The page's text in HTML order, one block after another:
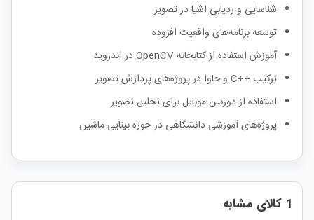
شناسایی و ردیابی اشیا در تصویر
توسعه برنامه‌های واقعیت افزوده
آموزش استفاده از کتابخانه OpenCV در اندروید
ترکیب ++C و جاوا در پروژه‌های پردازش تصویر
استفاده از دوربین موبایل برای تحلیل تصویر
پروژه‌های آموزشی دانشگاهی در حوزه بینایی ماشین
1 کالای مشابه